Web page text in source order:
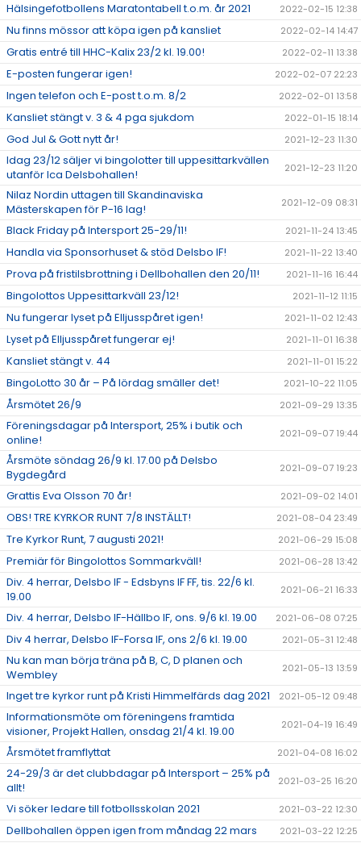
Hälsingefotbollens Maratontabell t.o.m. år 2021 2022-02-15 12:38
Nu finns mössor att köpa igen på kansliet 2022-02-14 14:47
Gratis entré till HHC-Kalix 23/2 kl. 19.00! 2022-02-11 13:38
E-posten fungerar igen! 2022-02-07 22:23
Ingen telefon och E-post t.o.m. 8/2 2022-02-01 13:58
Kansliet stängt v. 3 & 4 pga sjukdom 2022-01-15 18:14
God Jul & Gott nytt år! 2021-12-23 11:30
Idag 23/12 säljer vi bingolotter till uppesittarkvällen
utanför Ica Delsbohallen!
2021-12-23 11:20
Nilaz Nordin uttagen till Skandinaviska
Mästerskapen för P-16 lag!
2021-12-09 08:31
Black Friday på Intersport 25-29/11! 2021-11-24 13:45
Handla via Sponsorhuset & stöd Delsbo IF! 2021-11-22 13:40
Prova på fristilsbrottning i Dellbohallen den 20/11! 2021-11-16 16:44
Bingolottos Uppesittarkväll 23/12! 2021-11-12 11:15
Nu fungerar lyset på Elljusspåret igen! 2021-11-02 12:43
Lyset på Elljusspåret fungerar ej! 2021-11-01 16:38
Kansliet stängt v. 44 2021-11-01 15:22
BingoLotto 30 år – På lördag smäller det! 2021-10-22 11:05
Årsmötet 26/9 2021-09-29 13:35
Föreningsdagar på Intersport, 25% i butik och
online!
2021-09-07 19:44
Årsmöte söndag 26/9 kl. 17.00 på Delsbo
Bygdegård
2021-09-07 19:23
Grattis Eva Olsson 70 år! 2021-09-02 14:01
OBS! TRE KYRKOR RUNT 7/8 INSTÄLLT! 2021-08-04 23:49
Tre Kyrkor Runt, 7 augusti 2021! 2021-06-29 15:08
Premiär för Bingolottos Sommarkväll! 2021-06-28 13:42
Div. 4 herrar, Delsbo IF - Edsbyns IF FF, tis. 22/6 kl.
19.00
2021-06-21 16:33
Div. 4 herrar, Delsbo IF-Hällbo IF, ons. 9/6 kl. 19.00 2021-06-08 07:25
Div 4 herrar, Delsbo IF-Forsa IF, ons 2/6 kl. 19.00 2021-05-31 12:48
Nu kan man börja träna på B, C, D planen och
Wembley
2021-05-13 13:59
Inget tre kyrkor runt på Kristi Himmelfärds dag 2021 2021-05-12 09:48
Informationsmöte om föreningens framtida
visioner, Projekt Hallen, onsdag 21/4 kl. 19.00
2021-04-19 16:49
Årsmötet framflyttat 2021-04-08 16:02
24-29/3 är det clubbdagar på Intersport – 25% på
allt!
2021-03-25 16:20
Vi söker ledare till fotbollsskolan 2021 2021-03-22 12:30
Dellbohallen öppen igen from måndag 22 mars 2021-03-22 12:25